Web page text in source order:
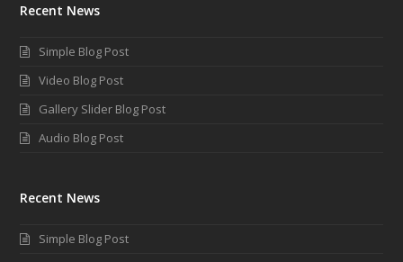
Recent News
Simple Blog Post
Video Blog Post
Gallery Slider Blog Post
Audio Blog Post
Recent News
Simple Blog Post